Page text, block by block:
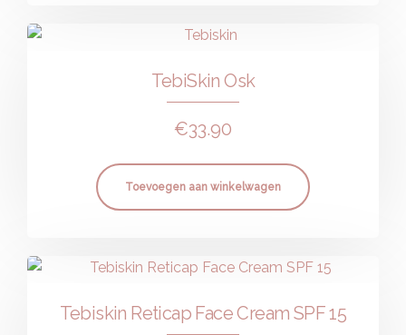
TebiSkin Osk
€33.90
Toevoegen aan winkelwagen
Tebiskin Reticap Face Cream SPF 15